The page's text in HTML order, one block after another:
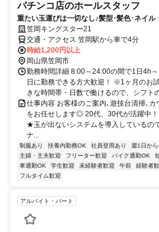
パチンコ店のホールスタッフ
重たい玉運びは一切なし♪髪型･髪色･ネイ
笠岡キングスター21
交通・アクセス 笠岡駅から車で4分
時給1,200円以上
岡山県笠岡市
勤務時間詳細 8:00～24:00の間で1日4h
日に勤務できる方大歓迎！ ※1ヶ月の
きな時間帯・日数で働けるので、シフト
仕事内容 お客様のご案内､遊技台清掃､
をお任せします◎ 20代、30代が活躍中
★玉が出ないシステムを導入しているの
ナ...
制服あり 扶養内勤務OK 社員登用あり 週1日か
主婦・主夫歓迎
フリーター歓迎 バイク通勤OK
車通勤OK
学生歓迎 未経験者歓迎 午前 経験者
フルタイム歓迎
アルバイト・パート